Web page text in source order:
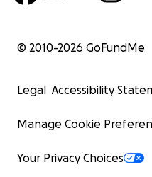
© 2010-2026 GoFundMe
Legal Accessibility
Manage Cookie
Your Privacy Choices